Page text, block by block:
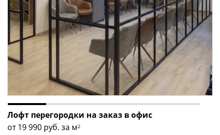
Лофт перегородки на заказ в офис
от 19 990 руб. за м2